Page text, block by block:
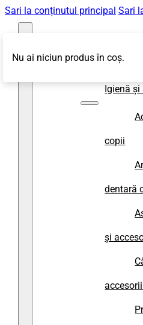
Sari la conținutul principal Sari
Igienă și
copii
dentară
și
Nu ai niciun produs în coș.